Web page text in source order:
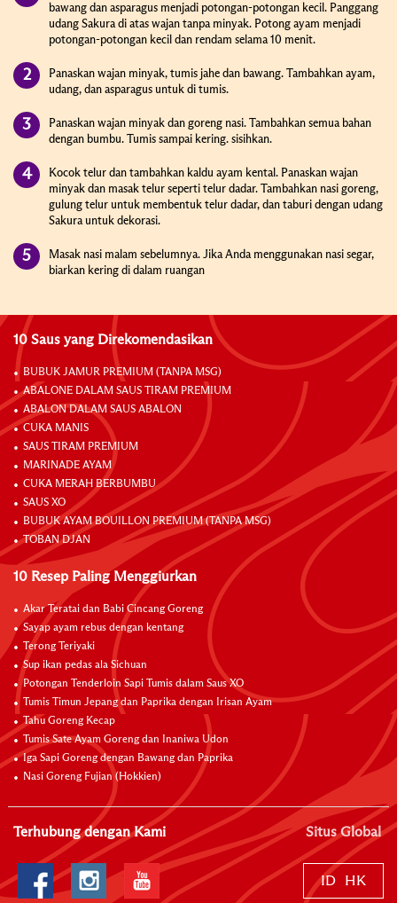
bawang dan asparagus menjadi potongan-potongan kecil. Panggang
udang Sakura di atas wajan tanpa minyak. Potong ayam menjadi
potongan-potongan kecil dan rendam selama 10 menit.
Panaskan wajan minyak, tumis jahe dan bawang. Tambahkan ayam,
udang, dan asparagus untuk di tumis.
Panaskan wajan minyak dan goreng nasi. Tambahkan semua bahan
dengan bumbu. Tumis sampai kering. sisihkan.
Kocok telur dan tambahkan kaldu ayam kental. Panaskan wajan
minyak dan masak telur seperti telur dadar. Tambahkan nasi goreng,
gulung telur untuk membentuk telur dadar, dan taburi dengan udang
Sakura untuk dekorasi.
Masak nasi malam sebelumnya. Jika Anda menggunakan nasi segar,
biarkan kering di dalam ruangan
10 Saus yang Direkomendasikan
BUBUK JAMUR PREMIUM (TANPA MSG)
ABALONE DALAM SAUS TIRAM PREMIUM
ABALON DALAM SAUS ABALON
CUKA MANIS
SAUS TIRAM PREMIUM
MARINADE AYAM
CUKA MERAH BERBUMBU
SAUS XO
BUBUK AYAM BOUILLON PREMIUM (TANPA MSG)
TOBAN DJAN
10 Resep Paling Menggiurkan
Akar Teratai dan Babi Cincang Goreng
Sayap ayam rebus dengan kentang
Terong Teriyaki
Sup ikan pedas ala Sichuan
Potongan Tenderloin Sapi Tumis dalam Saus XO
Tumis Timun Jepang dan Paprika dengan Irisan Ayam
Tahu Goreng Kecap
Tumis Sate Ayam Goreng dan Inaniwa Udon
Iga Sapi Goreng dengan Bawang dan Paprika
Nasi Goreng Fujian (Hokkien)
Terhubung dengan Kami Situs Global
ID HK